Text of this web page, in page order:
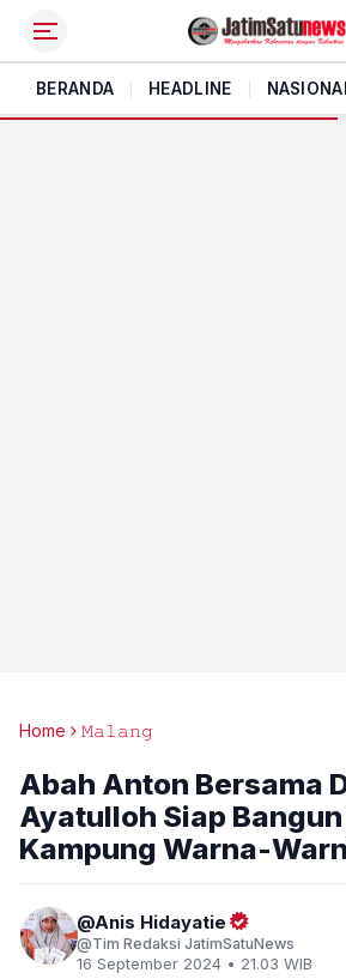
BERANDA HEADLINE
Home 𝙼𝚊𝚕𝚊𝚗𝚐
Abah Anton Bersama
Ayatulloh Siap
Kampung Warna-
Anis Hidayatie
Tim Redaksi JatimSatuNews
16 September 2024 • 21.03 WIB